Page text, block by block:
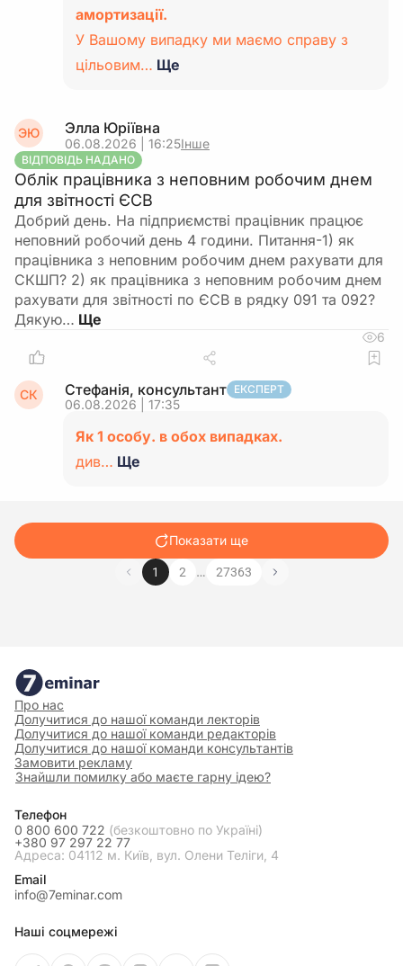
амортизації.
У Вашому випадку ми маємо справу з
цільовим… Ще
ЭЮ Элла Юріївна
06.08.2026 | 16:25Інше
ВІДПОВІДЬ НАДАНО
Облік працівника з неповним робочим днем
для звітності ЄСВ
Добрий день. На підприємстві працівник працює
неповний робочий день 4 години. Питання-1) як
працівника з неповним робочим днем рахувати для
СКШП? 2) як працівника з неповним робочим днем
рахувати для звітності по ЄСВ в рядку 091 та 092?
Дякую…
6
СК Стефанія, консультант ЕКСПЕРТ
06.08.2026 | 17:35
Як 1 особу. в обох випадках.
див… Ще
Показати ще
1 2 … 27363
Про нас
Долучитися до нашої команди лекторів
Долучитися до нашої команди редакторів
Долучитися до нашої команди консультантів
Замовити рекламу
Знайшли помилку або маєте гарну ідею?
Телефон
0 800 600 722 (безкоштовно по Україні)
+380 97 297 22 77
Адреса: 04112 м. Київ, вул. Олени Теліги, 4
Email
info@7eminar.com
Наші соцмережі